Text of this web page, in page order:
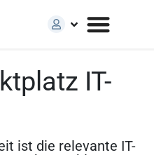
IT-
ist die relevante IT-